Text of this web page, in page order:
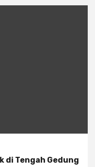
di Tengah Gedung